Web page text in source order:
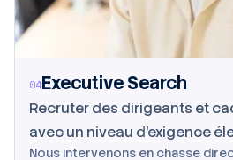
04Executive Search
Recruter des dirigeants et
avec un niveau d'exigence
Nous intervenons en chasse